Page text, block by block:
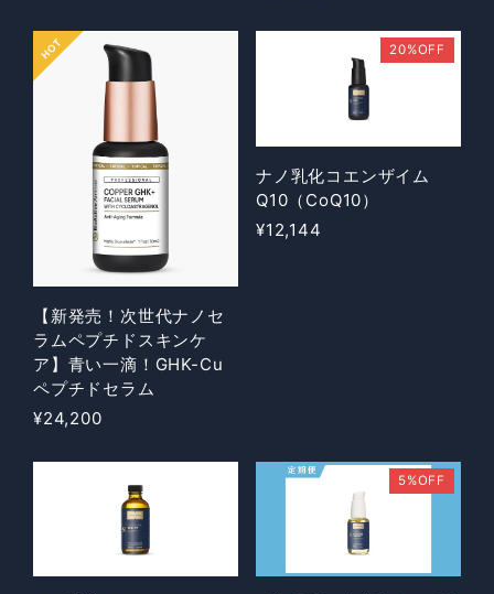
【新発売！次世代ナノセ
ラムペプチドスキンケ
ア】青い一滴！GHK-Cu
ペプチドセラム
¥24,200
20%OFF
ナノ乳化コエンザイム
Q10（CoQ10）
¥12,144
5%OFF